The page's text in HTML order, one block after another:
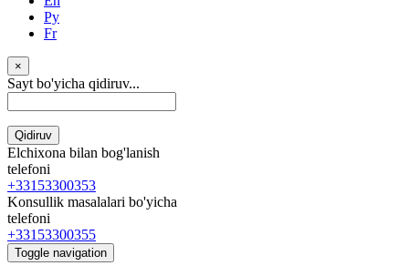
Ру
Fr
×
Sayt bo'yicha qidiruv...
Qidiruv
Elchixona bilan bog'lanish
telefoni
+33153300353
Konsullik masalalari bo'yicha
telefoni
+33153300355
Toggle navigation